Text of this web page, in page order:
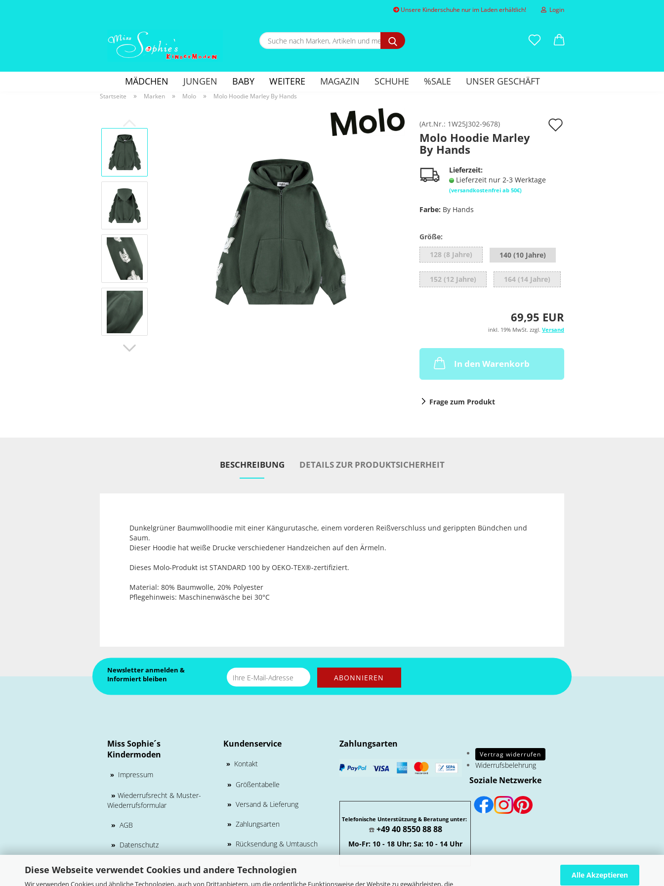
Diese Webseite verwendet Cookies und andere Technologien
Wir verwenden Cookies und ähnliche Technologien, auch von Drittanbietern, um die ordentliche Funktionsweise der Website zu gewährleisten, die
Alle Akzeptieren
Unsere Kinderschuhe nur im Laden erhältlich! Login
Konto erstellen
Suche
nach
und
mehr...
MÄDCHEN JUNGEN BABY MAGAZIN SCHUHE %SALE UNSER GESCHÄFT
WEITERE
Startseite » Marken » Molo » Molo Hoodie Marley By Hands
(Art.Nr.: 1W25J302-9678)
Molo Hoodie Marley
By Hands
Lieferzeit:
Lieferzeit nur 2-3 Werktage
(versandkostenfrei ab 50€)
Farbe: By Hands
Größe:
128 (8 Jahre)
140 (10 Jahre)
152 (12 Jahre) 164 (14 Jahre)
69,95 EUR
inkl. 19% MwSt. zzgl. Versand
In den Warenkorb
Frage zum Produkt
BESCHREIBUNG DETAILS ZUR PRODUKTSICHERHEIT
Dunkelgrüner Baumwollhoodie mit einer Kängurutasche, einem vorderen Reißverschluss und gerippten Bündchen und
Saum.
Dieser Hoodie hat weiße Drucke verschiedener Handzeichen auf den Ärmeln.
Dieses Molo-Produkt ist STANDARD 100 by OEKO-TEX®-zertifiziert.
Material: 80% Baumwolle, 20% Polyester
Pflegehinweis: Maschinenwäsche bei 30°C
Newsletter anmelden &
Informiert bleiben
Miss Sophie´s
Kindermoden
» Impressum
» Wiederrufsrecht & Muster-
Wiederrufsformular
» AGB
» Datenschutz
Kundenservice
» Kontakt
» Größentabelle
» Versand & Lieferung
» Zahlungsarten
» Rücksendung & Umtausch
Zahlungsarten
Telefonische Unterstützung & Beratung unter:
☎️ +49 40 8550 88 88
Mo-Fr: 10 - 18 Uhr; Sa: 10 - 14 Uhr
Vertrag widerrufen
Widerrufsbelehrung
Soziale Netzwerke